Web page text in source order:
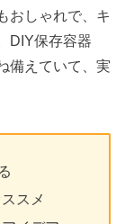
おしゃれで、キ
DIY保存容器
備えていて、実
スメ